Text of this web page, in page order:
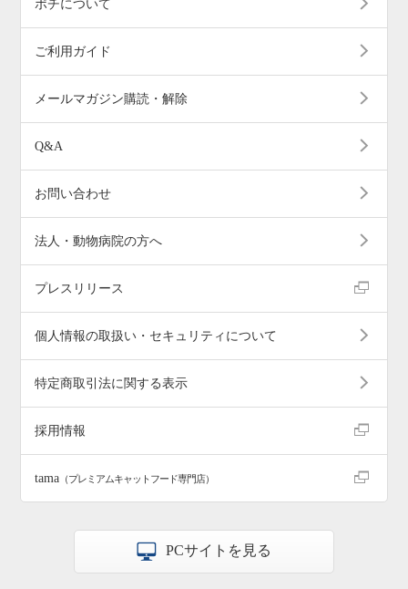
ポチについて
ご利用ガイド
メールマガジン購読・解除
Q&A
お問い合わせ
法人・動物病院の方へ
プレスリリース
個人情報の取扱い・セキュリティについて
特定商取引法に関する表示
採用情報
tama （プレミアムキャットフード専門店）
PCサイトを見る